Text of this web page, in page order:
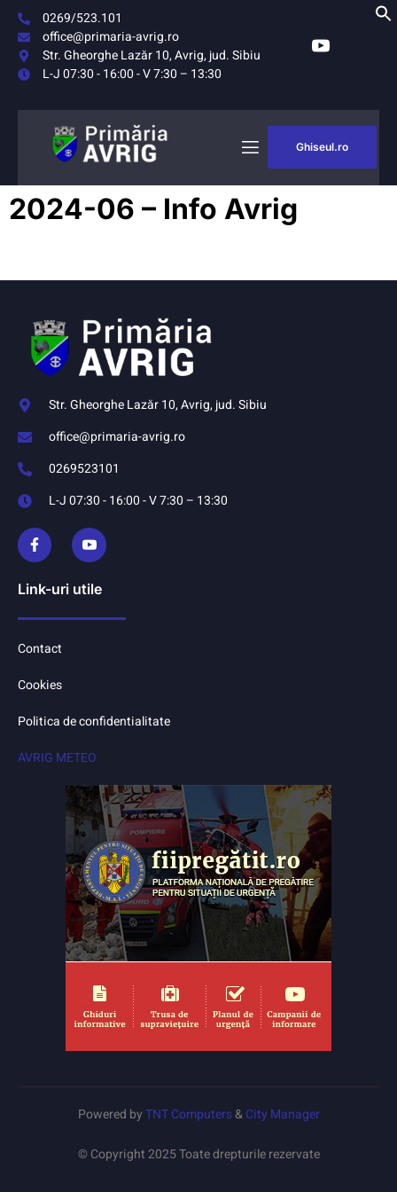
0269/523.101
office@primaria-avrig.ro
Str. Gheorghe Lazăr 10, Avrig, jud. Sibiu
L-J 07:30 - 16:00 - V 7:30 – 13:30
MONITORUL
OFICIAL LOCAL
Ghiseul.ro
2024-06 – Info Avrig
Str. Gheorghe Lazăr 10, Avrig, jud. Sibiu
office@primaria-avrig.ro
0269523101
L-J 07:30 - 16:00 - V 7:30 – 13:30
Link-uri utile
Contact
Cookies
Politica de confidentialitate
AVRIG METEO
Powered byTNT Computers&City Manager
© Copyright 2025 Toate drepturile rezervate